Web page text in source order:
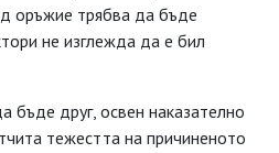
оръжие трябва да бъде
не изглежда да е бил
бъде друг, освен наказателно
тежестта на причиненото